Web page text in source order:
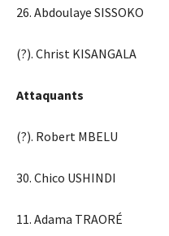
26. Abdoulaye SISSOKO
(?). Christ KISANGALA
Attaquants
(?). Robert MBELU
30. Chico USHINDI
11. Adama TRAORÉ